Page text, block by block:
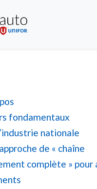
fondamentaux
nationale
de « chaîne
complète »
dans